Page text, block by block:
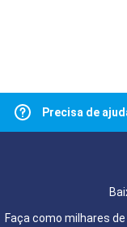
Precisa de
Faça como milhares